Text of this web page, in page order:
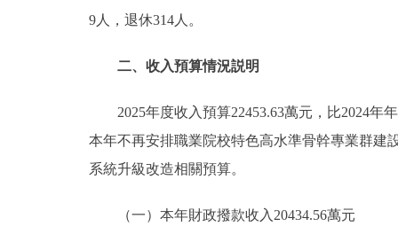
9人，退休314人。
二、收入預算情況説明
2025年度收入預算22453.63萬元，比2024年年
本年不再安排職業院校特色高水準骨幹專業群建
系統升級改造相關預算。
（一）本年財政撥款收入20434.56萬元